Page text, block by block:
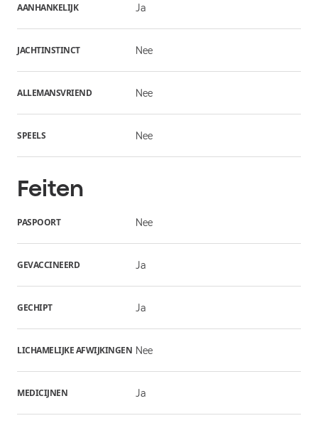
AANHANKELIJK Ja
JACHTINSTINCT Nee
ALLEMANSVRIEND Nee
SPEELS Nee
Feiten
PASPOORT Nee
GEVACCINEERD Ja
GECHIPT Ja
LICHAMELIJKE AFWIJKINGEN Nee
MEDICIJNEN Ja